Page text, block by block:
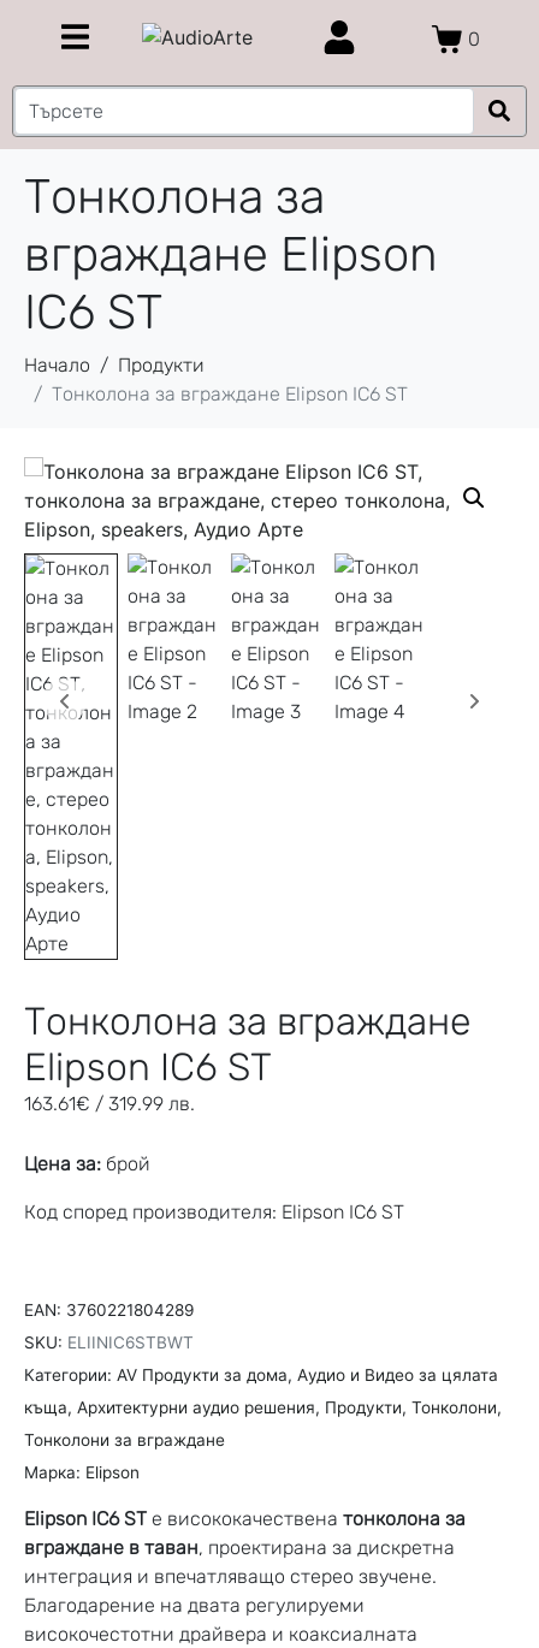
0
Тонколона за
вграждане Elipson
IC6 ST
Начало
Продукти
Тонколона за вграждане Elipson IC6 ST
Тонколона за вграждане
Elipson IC6 ST
163.61€ / 319.99 лв.
Цена за: брой
Код според производителя: Elipson IC6 ST
EAN: 3760221804289
SKU: ELIINIC6STBWT
Категории: AV Продукти за дома, Aудио и Видео за цялата
къща, Архитектурни аудио решения, Продукти, Тонколони,
Тонколони за вграждане
Марка: Elipson
Elipson IC6 ST е висококачествена тонколона за
вграждане в таван, проектирана за дискретна
интеграция и впечатляващо стерео звучене.
Благодарение на двата регулируеми
високочестотни драйвера и коаксиалната